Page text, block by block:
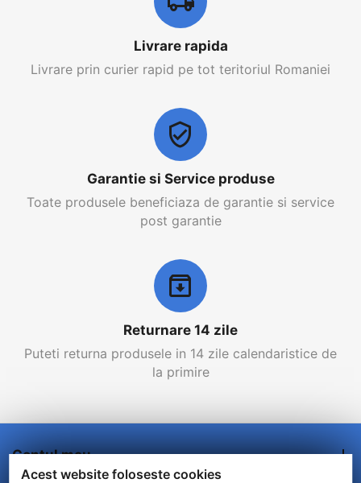
Livrare rapida
Livrare prin curier rapid pe tot teritoriul Romaniei
Garantie si Service produse
Toate produsele beneficiaza de garantie si service
post garantie
Returnare 14 zile
Puteti returna produsele in 14 zile calendaristice de
la primire
Contul meu
Acest website foloseste cookies